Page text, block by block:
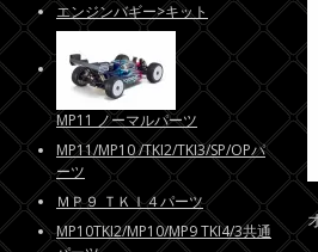
エンジンバギー>キット
MP11 ノーマルパーツ
MP11/MP10 /TKI2/TKI3/SP/OPパ
ーツ
ＭＰ９ ＴＫＩ４パーツ
MP10TKI2/MP10/MP9 TKI4/3共通